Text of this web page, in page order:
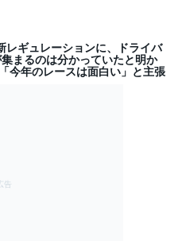
レギュレーションに、ドライバ
まるのは分かっていたと明か
今年のレースは面白い」と主張